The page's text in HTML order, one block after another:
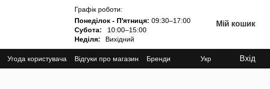
Графік роботи:
Понеділок - П'ятниця: 09:30–17:00
Субота:
10:00–15:00
Неділя:
Вихідний
Мій кошик
Угода користувача Відгуки про магазин
Бренди
Укр Вхід